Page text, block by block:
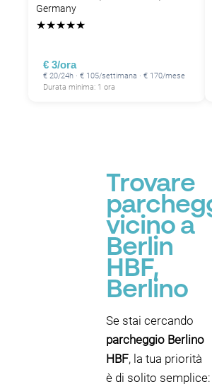
Germany
★★★★★
€ 3/ora
€ 20/24h · € 105/settimana · € 170/mese
Durata minima: 1 ora
Trovare
vicino a
Berlin
HBF,
Berlino
Se stai cercando
parcheggio Berlino
HBF, la tua priorità
è di solito semplice: